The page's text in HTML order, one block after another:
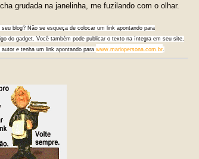
grudada na janelinha, me fuzilando com o olhar.
blog? Não se esqueça de colocar um link apontando para
do gadget. Você também pode publicar o texto na íntegra em seu site,
e tenha um link apontando para www.mariopersona.com.br